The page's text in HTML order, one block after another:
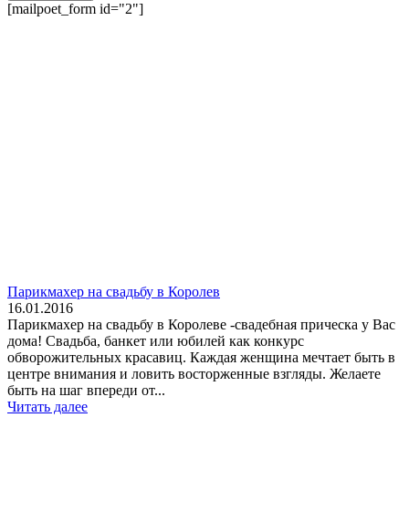
[mailpoet_form id="2"]
Парикмахер на свадьбу в Королев
16.01.2016
Парикмахер на свадьбу в Королеве -свадебная прическа у Вас
дома! Свадьба, банкет или юбилей как конкурс
обворожительных красавиц. Каждая женщина мечтает быть в
центре внимания и ловить восторженные взгляды. Желаете
быть на шаг впереди от...
Читать далее